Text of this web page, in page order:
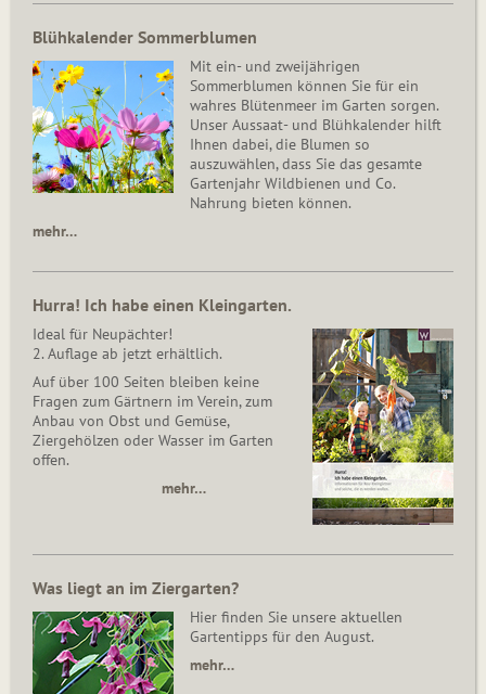
Blühkalender Sommerblumen
Mit ein- und zweijährigen
Sommerblumen können Sie für ein
wahres Blütenmeer im Garten sorgen.
Unser Aussaat- und Blühkalender hilft
Ihnen dabei, die Blumen so
auszuwählen, dass Sie das gesamte
Gartenjahr Wildbienen und Co.
Nahrung bieten können.
mehr…
Hurra! Ich habe einen Kleingarten.
Ideal für Neupächter!
2. Auflage ab jetzt erhältlich.
Auf über 100 Seiten bleiben keine
Fragen zum Gärtnern im Verein, zum
Anbau von Obst und Gemüse,
Ziergehölzen oder Wasser im Garten
offen.
mehr…
Was liegt an im Ziergarten?
Hier finden Sie unsere aktuellen
Gartentipps für den August.
mehr…